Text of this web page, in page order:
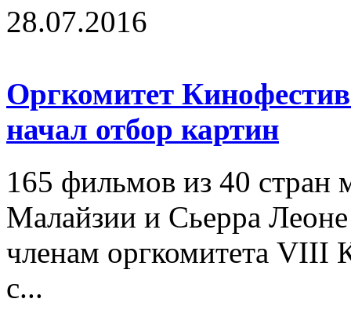
28.07.2016
Оргкомитет
начал отбор картин
165 фильмов из 40 стран
Малайзии и Сьерра
членам оргкомитета VIII
с...